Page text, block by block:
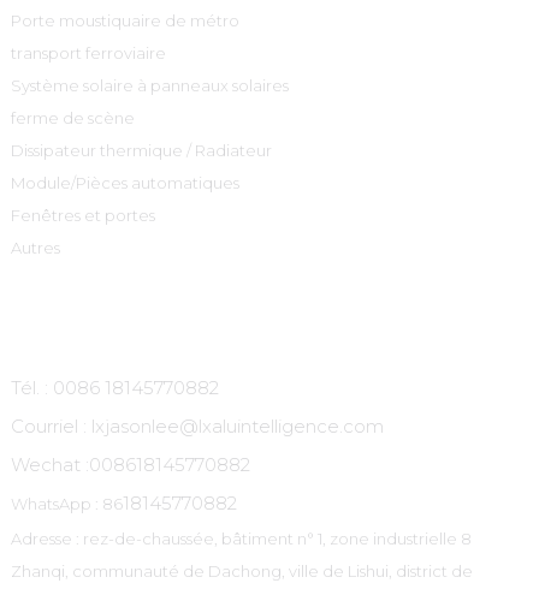
Porte moustiquaire de métro
transport ferroviaire
Système solaire à panneaux solaires
ferme de scène
Dissipateur thermique / Radiateur
Module/Pièces automatiques
Fenêtres et portes
Autres
Tél. : 0086 18145770882
Courriel : lxjasonlee@lxaluintelligence.com
Wechat :008618145770882
WhatsApp : 8618145770882
Adresse : rez-de-chaussée, bâtiment n° 1, zone industrielle 8
Zhanqi, communauté de Dachong, ville de Lishui, district de